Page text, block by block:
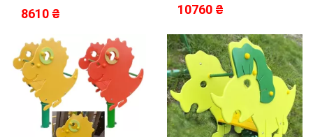
8610 ₴ 10760 ₴